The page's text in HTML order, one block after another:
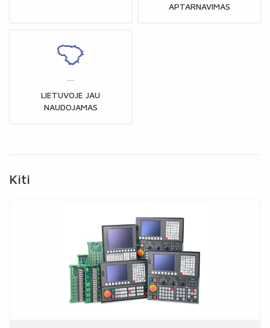
APTARNAVIMAS
LIETUVOJE JAU
NAUDOJAMAS
Kiti